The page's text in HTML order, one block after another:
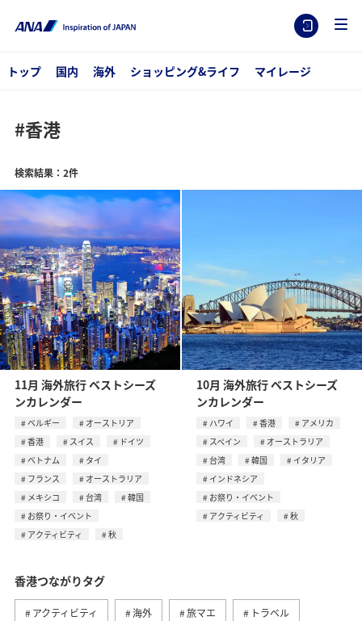
トップ 国内 海外 ショッピング&ライフ マイレージ
#香港
検索結果：2件
11月 海外旅行 ベストシーズ
ンカレンダー
ベルギー
オーストリア
香港
スイス
ドイツ
ベトナム
タイ
フランス
オーストラリア
メキシコ
台湾
韓国
お祭り・イベント
アクティビティ
秋
10月 海外旅行 ベストシーズ
ンカレンダー
ハワイ 香港
アメリカ
スペイン
オーストラリア
台湾
韓国
イタリア
インドネシア
お祭り・イベント
アクティビティ
秋
香港つながりタグ
アクティビティ 海外 旅マエ トラベル